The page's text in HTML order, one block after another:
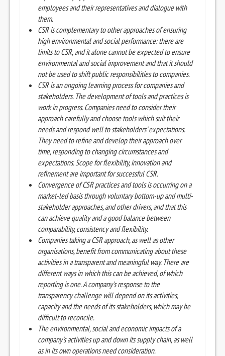
employees and their representatives and dialogue with
them.
CSR is complementary to other approaches of ensuring
high environmental and social performance: there are
limits to CSR, and it alone cannot be expected to ensure
environmental and social improvement and that it should
not be used to shift public responsibilities to companies.
CSR is an ongoing learning process for companies and
stakeholders. The development of tools and practices is
work in progress. Companies need to consider their
approach carefully and choose tools which suit their
needs and respond well to stakeholders' expectations.
They need to refine and develop their approach over
time, responding to changing circumstances and
expectations. Scope for flexibility, innovation and
refinement are important for successful CSR.
Convergence of CSR practices and tools is occurring on a
market-led basis through voluntary bottom-up and multi-
stakeholder approaches, and other drivers, and that this
can achieve quality and a good balance between
comparability, consistency and flexibility.
Companies taking a CSR approach, as well as other
organisations, benefit from communicating about these
activities in a transparent and meaningful way. There are
different ways in which this can be achieved, of which
reporting is one. A company's response to the
transparency challenge will depend on its activities,
capacity and the needs of its stakeholders, which may be
difficult to reconcile.
The environmental, social and economic impacts of a
company's activities up and down its supply chain, as well
as in its own operations need consideration.